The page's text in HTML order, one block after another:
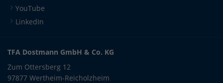
YouTube
LinkedIn
TFA Dostmann GmbH & Co. KG
Zum Ottersberg 12
97877 Wertheim-Reicholzheim